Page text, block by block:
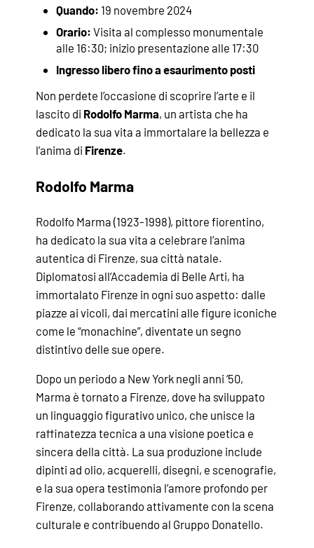
Quando: 19 novembre 2024
Orario: Visita al complesso monumentale
alle 16:30; inizio presentazione alle 17:30
Ingresso libero fino a esaurimento posti
Non perdete l’occasione di scoprire l’arte e il
lascito di Rodolfo Marma, un artista che ha
dedicato la sua vita a immortalare la bellezza e
l’anima di Firenze.
Rodolfo Marma
Rodolfo Marma (1923-1998), pittore fiorentino,
ha dedicato la sua vita a celebrare l’anima
autentica di Firenze, sua città natale.
Diplomatosi all’Accademia di Belle Arti, ha
immortalato Firenze in ogni suo aspetto: dalle
piazze ai vicoli, dai mercatini alle figure iconiche
come le “monachine”, diventate un segno
distintivo delle sue opere.
Dopo un periodo a New York negli anni ‘50,
Marma è tornato a Firenze, dove ha sviluppato
un linguaggio figurativo unico, che unisce la
raffinatezza tecnica a una visione poetica e
sincera della città. La sua produzione include
dipinti ad olio, acquerelli, disegni, e scenografie,
e la sua opera testimonia l’amore profondo per
Firenze, collaborando attivamente con la scena
culturale e contribuendo al Gruppo Donatello.